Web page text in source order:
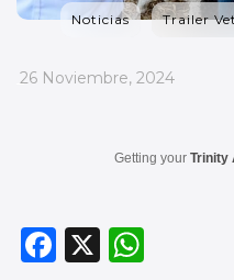
Noticias Trailer
_
26 Noviembre, 2024
Getting your Trinity
F
X